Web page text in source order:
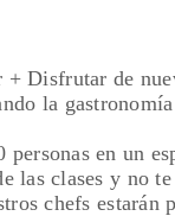
Disfrutar de
la
en un
las clases y no
chefs estarán